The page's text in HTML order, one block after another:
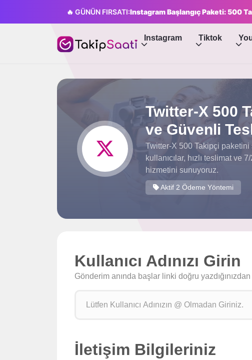
🔥 GÜNÜN FIRSATI:Instagram Başlangıç Paketi: 500
Instagram Tiktok
Twitter-X 500
ve Güvenli
Twitter-X 500 Takipçi paketini
kullanıcılar, hızlı teslimat ve
hizmetini sunuyoruz.
Aktif 2 Ödeme Yöntemi
Kullanıcı Adınızı Girin
Gönderim anında başlar linki doğru
İletişim Bilgileriniz